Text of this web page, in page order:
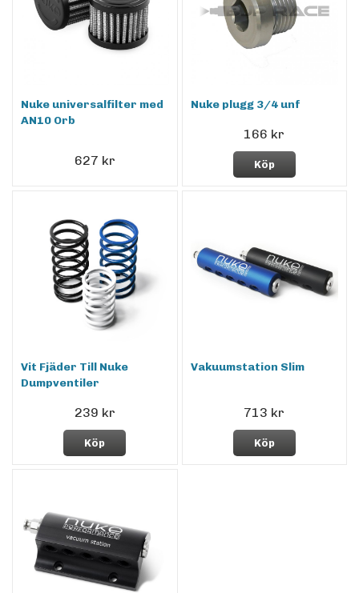
Nuke universalfilter med
AN10 Orb
627 kr
Nuke plugg 3/4 unf
166 kr
Köp
Vit Fjäder Till Nuke
Dumpventiler
239 kr
Köp
Vakuumstation Slim
713 kr
Köp